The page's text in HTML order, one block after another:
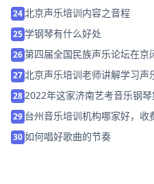
24北京声乐培训内容之音程
25学钢琴有什么好处
26 第四届全国民族声乐论坛在京
27北京声乐培训老师讲解学习声
282022年这家济南艺考音乐钢琴
29 台州音乐培训机构哪家好，收
30如何唱好歌曲的节奏